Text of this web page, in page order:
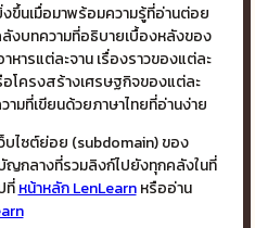
งขึ้นเมื่อมาพร้อมความรู้ที่อ่านต่อย
งบทความที่อธิบายเบื้องหลังของ
หารแต่ละจาน เรื่องราวของแต่ละ
โครงสร้างเศรษฐกิจของแต่ละ
มที่เขียนด้วยภาษาไทยที่อ่านง่าย
บไซต์ย่อย (subdomain) ของ
ญกลางที่รวมลิงก์ไปยังทุกคลังในที่
ที่ หน้าหลัก LenLearn หรืออ่าน